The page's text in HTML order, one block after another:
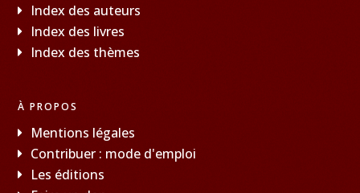
Index des auteurs
Index des livres
Index des thèmes
À PROPOS
Mentions légales
Contribuer : mode d'emploi
Les éditions